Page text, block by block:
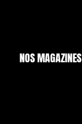
NOS MAGAZINES